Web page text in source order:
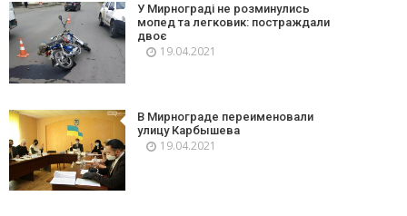
У Мирнограді не розминулись
мопед та легковик: постраждали
двоє
19.04.2021
В Мирнограде переименовали
улицу Карбышева
19.04.2021